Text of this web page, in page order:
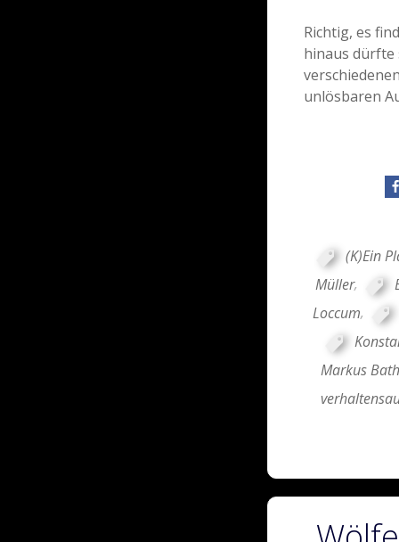
Richtig, es
hinaus dürfte
unlösbaren
(K)Ein
Müller,
Loccum,
Markus